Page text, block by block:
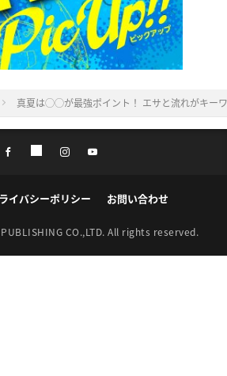
真夏は◯◯が最強ポイント！ エサと流れがキー
イバシーポリシー お問い合わせ
CO.,LTD. All rights reserved.